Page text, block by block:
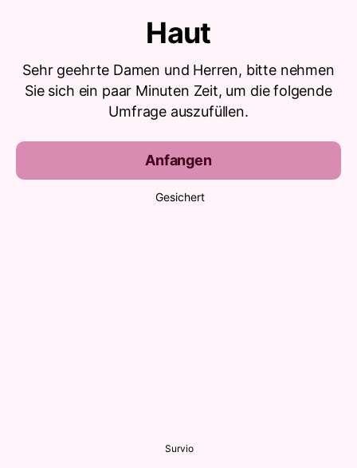
Haut
Sehr geehrte Damen und Herren, bitte nehmen
Sie sich ein paar Minuten Zeit, um die folgende
Umfrage auszufüllen.
Anfangen
Gesichert
Survio